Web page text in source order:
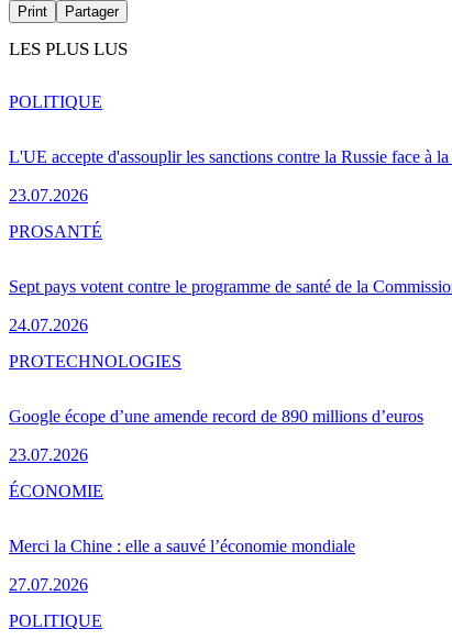
Print Partager
LES PLUS LUS
L'UE accepte d'assouplir les sanctions contre la Russie face à
23.07.2026
POLITIQUE
Sept pays votent contre le programme de santé de la
24.07.2026
PROSANTÉ
Google écope d’une amende record de 890 millions d’euros
23.07.2026
PROTECHNOLOGIES
Merci la Chine : elle a sauvé l’économie mondiale
27.07.2026
ÉCONOMIE
POLITIQUE